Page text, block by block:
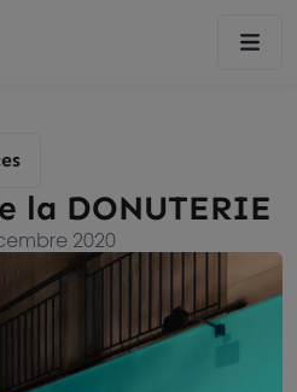
DONUTERIE
2020